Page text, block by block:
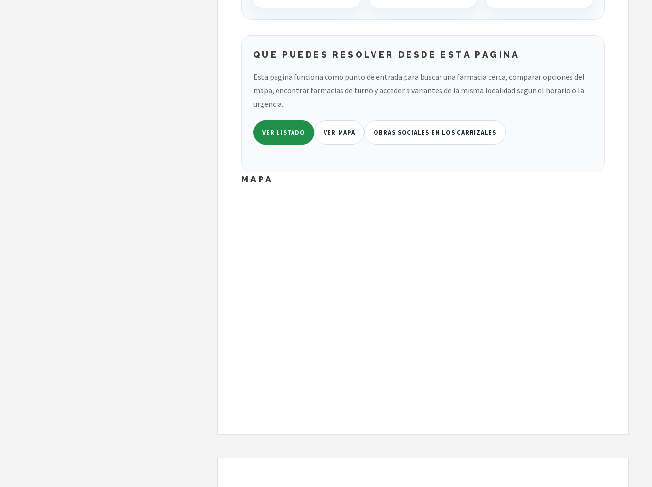
QUE PUEDES RESOLVER DESDE ESTA PAGINA
Esta pagina funciona como punto de entrada para buscar una farmacia cerca, comparar opciones del
mapa, encontrar farmacias de turno y acceder a variantes de la misma localidad segun el horario o la
urgencia.
VER LISTADO VER MAPA OBRAS SOCIALES EN LOS CARRIZALES
MAPA